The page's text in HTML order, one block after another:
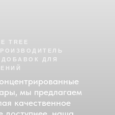
мы предлагаем
качественное
TREE
ДЛЯ